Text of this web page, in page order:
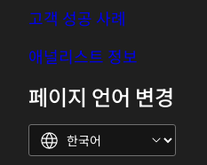
고객 성공 사례
애널리스트 정보
페이지 언어 변경